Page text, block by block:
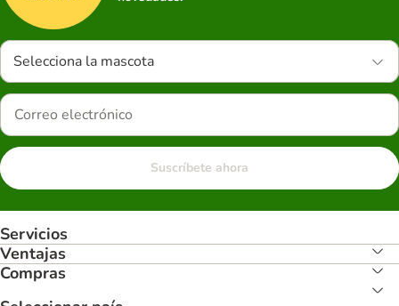
Selecciona la mascota
Suscríbete ahora
Servicios
Ventajas
Compras